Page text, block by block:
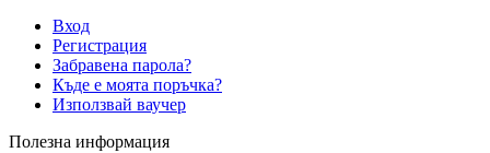
Вход
Регистрация
Забравена парола?
Къде е моята поръчка?
Използвай ваучер
Полезна информация